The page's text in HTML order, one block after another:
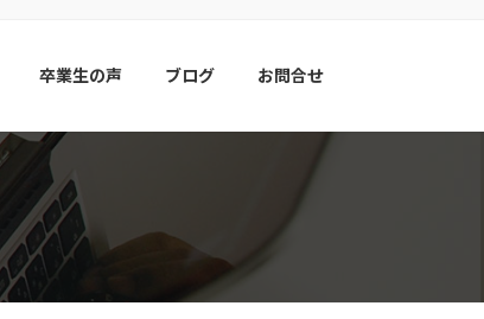
卒業生の声 ブログ お問合せ